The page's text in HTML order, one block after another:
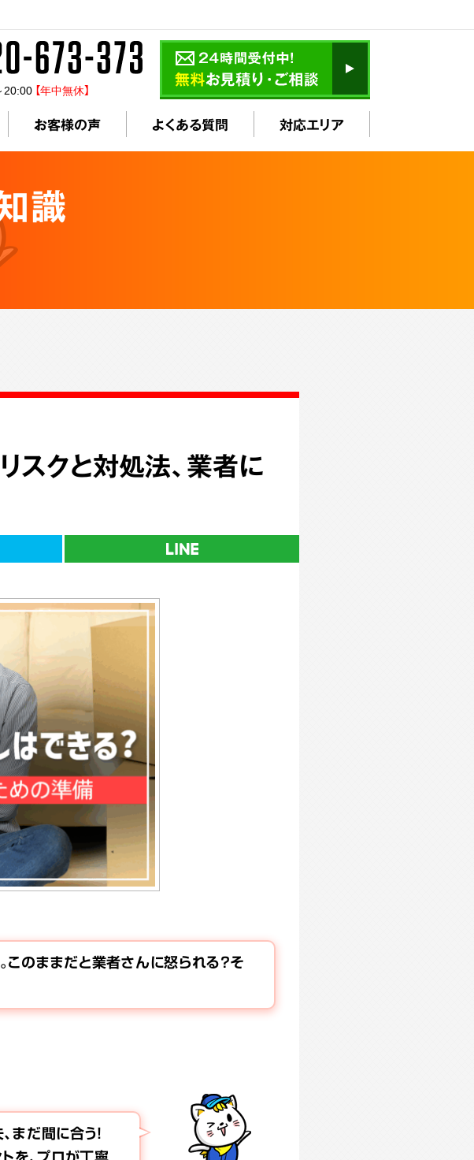
20:00 【年中無休】
お客様の声 よくある質問 対応エリア
識
スクと対処法、業者に
のままだと業者さんに怒られる？そ
だ間に合う！